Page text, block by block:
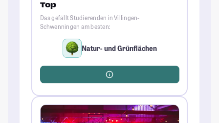
Top
Das gefällt Studierenden in Villingen-
Schwenningen am besten:
Natur- und Grünflächen